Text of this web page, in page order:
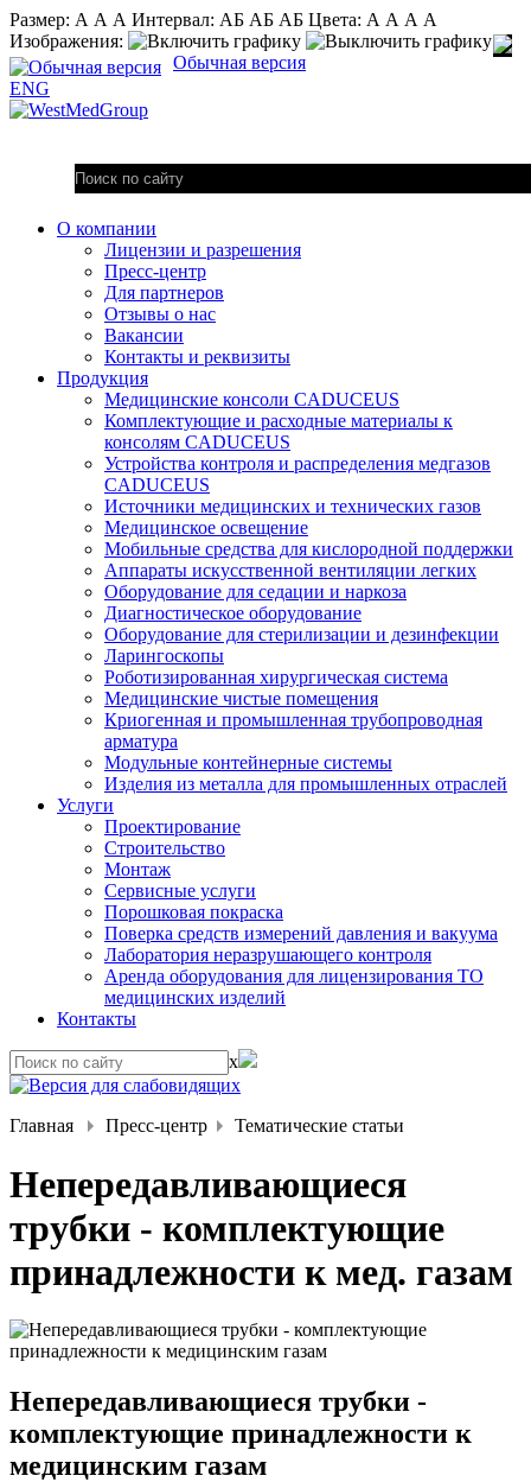
Размер: А А А Интервал: AБ АБ AБ Цвета: А А А А
Изображения:
Обычная версия
ENG
О компании
Лицензии и разрешения
Пресс-центр
Для партнеров
Отзывы о нас
Вакансии
Контакты и реквизиты
Продукция
Медицинские консоли CADUCEUS
Комплектующие и расходные материалы к
консолям CADUCEUS
Устройства контроля и распределения медгазов
CADUCEUS
Источники медицинских и технических газов
Медицинское освещение
Мобильные средства для кислородной поддержки
Аппараты искусственной вентиляции легких
Оборудование для седации и наркоза
Диагностическое оборудование
Оборудование для стерилизации и дезинфекции
Ларингоскопы
Роботизированная хирургическая система
Медицинские чистые помещения
Криогенная и промышленная трубопроводная
арматура
Модульные контейнерные системы
Изделия из металла для промышленных отраслей
Услуги
Проектирование
Строительство
Монтаж
Сервисные услуги
Порошковая покраска
Поверка средств измерений давления и вакуума
Лаборатория неразрушающего контроля
Аренда оборудования для лицензирования ТО
медицинских изделий
Контакты
x
Главная Пресс-центр Тематические статьи
Непередавливающиеся
трубки - комплектующие
принадлежности к мед. газам
Непередавливающиеся трубки -
комплектующие принадлежности к
медицинским газам